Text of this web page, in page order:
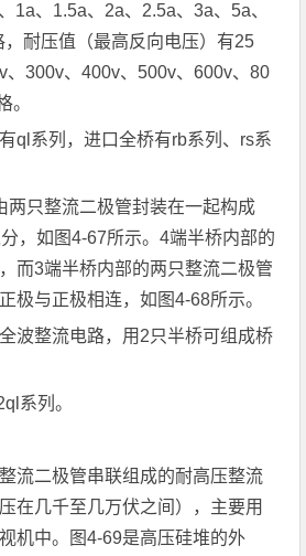
1a、1.5a、2a、2.5a、3a、5a、
耐压值（最高反向电压）有25
、300v、400v、500v、600v、80
。
ql系列，进口全桥有rb系列、rs系
两只整流二极管封装在一起构成
，如图4-67所示。4端半桥内部的
而3端半桥内部的两只整流二极管
极与正极相连，如图4-68所示。
波整流电路，用2只半桥可组成桥
系列。
流二极管串联组成的耐高压整流
在几千至几万伏之间），主要用
机中。图4-69是高压硅堆的外